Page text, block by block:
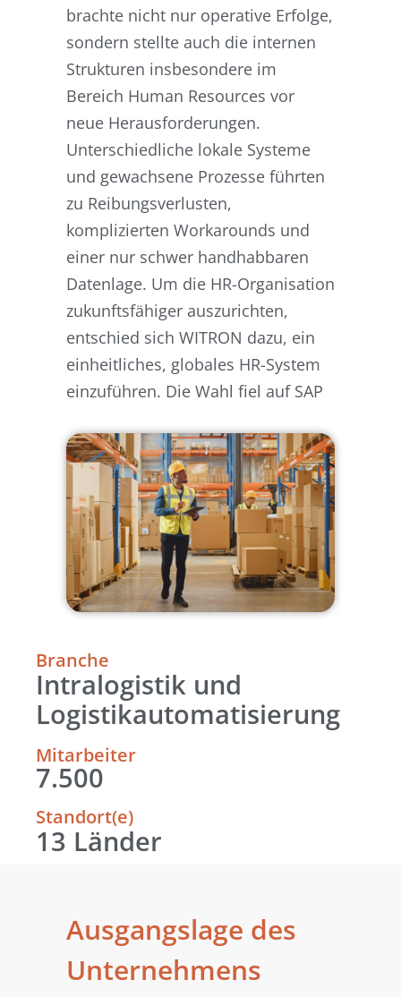
brachte nicht nur operative Erfolge,
sondern stellte auch die internen
Strukturen insbesondere im
Bereich Human Resources vor
neue Herausforderungen.
Unterschiedliche lokale Systeme
und gewachsene Prozesse führten
zu Reibungsverlusten,
komplizierten Workarounds und
einer nur schwer handhabbaren
Datenlage. Um die HR-Organisation
zukunftsfähiger auszurichten,
entschied sich WITRON dazu, ein
einheitliches, globales HR-System
einzuführen. Die Wahl fiel auf SAP
Branche
Intralogistik und
Logistikautomatisierung
Mitarbeiter
7.500
Standort(e)
13 Länder
Ausgangslage des
Unternehmens